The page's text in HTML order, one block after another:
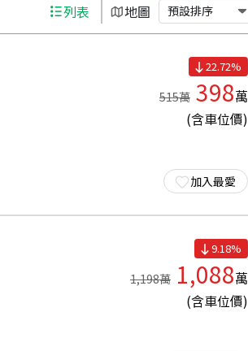
列表 地圖 預設排序
22.72%
515萬 398萬
(含車位價)
加入最愛
9.18%
1,198萬 1,088萬
(含車位價)